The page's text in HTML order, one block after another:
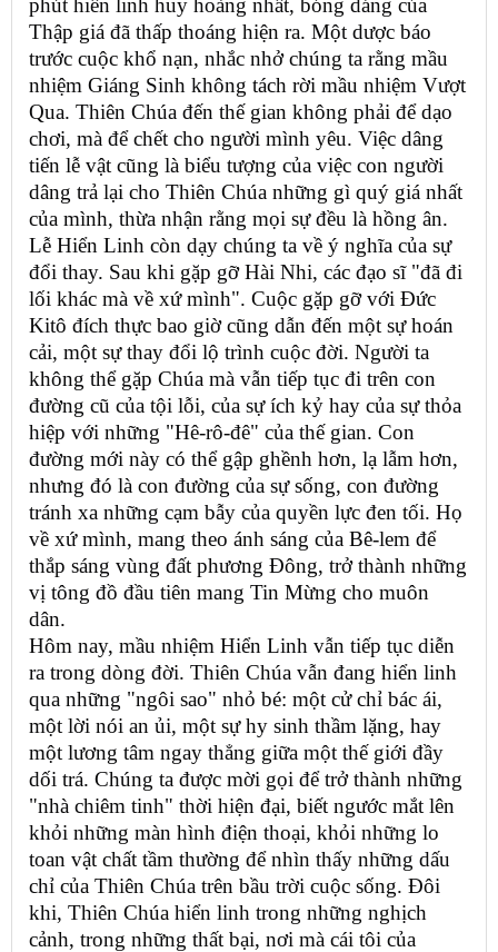
Thập giá đã thấp thoáng hiện ra. Một dược báo
trước cuộc khổ nạn, nhắc nhở chúng ta rằng mầu
nhiệm Giáng Sinh không tách rời mầu nhiệm Vượt
Qua. Thiên Chúa đến thế gian không phải để dạo
chơi, mà để chết cho người mình yêu. Việc dâng
tiến lễ vật cũng là biểu tượng của việc con người
dâng trả lại cho Thiên Chúa những gì quý giá nhất
của mình, thừa nhận rằng mọi sự đều là hồng ân.
Lễ Hiển Linh còn dạy chúng ta về ý nghĩa của sự
đổi thay. Sau khi gặp gỡ Hài Nhi, các đạo sĩ "đã đi
lối khác mà về xứ mình". Cuộc gặp gỡ với Đức
Kitô đích thực bao giờ cũng dẫn đến một sự hoán
cải, một sự thay đổi lộ trình cuộc đời. Người ta
không thể gặp Chúa mà vẫn tiếp tục đi trên con
đường cũ của tội lỗi, của sự ích kỷ hay của sự thỏa
hiệp với những "Hê-rô-đê" của thế gian. Con
đường mới này có thể gập ghềnh hơn, lạ lẫm hơn,
nhưng đó là con đường của sự sống, con đường
tránh xa những cạm bẫy của quyền lực đen tối. Họ
về xứ mình, mang theo ánh sáng của Bê-lem để
thắp sáng vùng đất phương Đông, trở thành những
vị tông đồ đầu tiên mang Tin Mừng cho muôn
dân.
Hôm nay, mầu nhiệm Hiển Linh vẫn tiếp tục diễn
ra trong dòng đời. Thiên Chúa vẫn đang hiển linh
qua những "ngôi sao" nhỏ bé: một cử chỉ bác ái,
một lời nói an ủi, một sự hy sinh thầm lặng, hay
một lương tâm ngay thẳng giữa một thế giới đầy
dối trá. Chúng ta được mời gọi để trở thành những
"nhà chiêm tinh" thời hiện đại, biết ngước mắt lên
khỏi những màn hình điện thoại, khỏi những lo
toan vật chất tầm thường để nhìn thấy những dấu
chỉ của Thiên Chúa trên bầu trời cuộc sống. Đôi
khi, Thiên Chúa hiển linh trong những nghịch
cảnh, trong những thất bại, nơi mà cái tôi của